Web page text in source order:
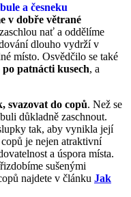
v dobře větrané
nať a oddělíme
dlouho vydrží v
místo. Osvědčilo se také
patnácti kusech, a
svazovat do copů. Než se
důkladně zaschnout.
tak, aby vynikla její
je nejen atraktivní
a úspora místa.
sušenými
najdete v článku Jak